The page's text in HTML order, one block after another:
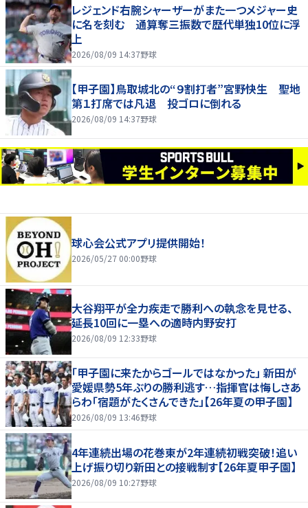
レジェンド右腕シャーザーがまた一つメジャー史
に名を刻む 通算奪三振数で歴代単独10位に浮
上
2026/08/09 14:37野球
【甲子園】鳥取城北の“９割打者”宮野快生 聖地
第１打席では凡退 投ゴロに倒れる
2026/08/09 14:37野球
球心会公式アプリ提供開始！
2026/05/27 00:00野球
大谷翔平が全力疾走で勝利への執念を見せる、
延長10回に一塁への適時内野安打
2026/08/09 12:33野球
「甲子園に来たからゴールではなかった」 新田が
愛媛県勢5年ぶりの勝利逃す…指揮官は悔しさあ
らわ「宿題がたくさんできた」【26年夏の甲子園】
2026/08/09 13:46野球
4年連続出場の花巻東が2年連続初戦突破！追い
上げ振り切り新田との接戦制す【26年夏甲子園】
2026/08/09 10:27野球